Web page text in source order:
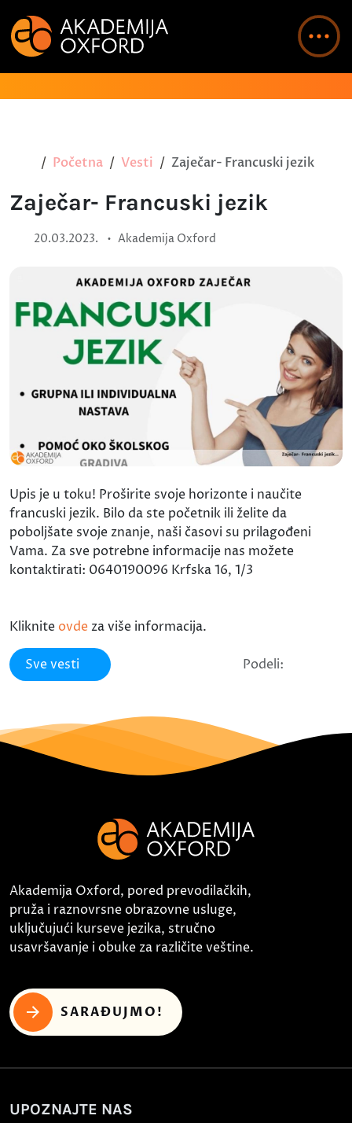
Početna Vesti Zaječar- Francuski jezik
Zaječar- Francuski jezik
20.03.2023. • Akademija Oxford
Upis je u toku! Proširite svoje horizonte i naučite
francuski jezik. Bilo da ste početnik ili želite da
poboljšate svoje znanje, naši časovi su prilagođeni
Vama. Za sve potrebne informacije nas možete
kontaktirati: 0640190096 Krfska 16, 1/3
Kliknite ovde za više informacija.
Sve vesti Podeli:
Akademija Oxford, pored prevodilačkih,
pruža i raznovrsne obrazovne usluge,
uključujući kurseve jezika, stručno
usavršavanje i obuke za različite veštine.
SARAĐUJMO!
UPOZNAJTE NAS